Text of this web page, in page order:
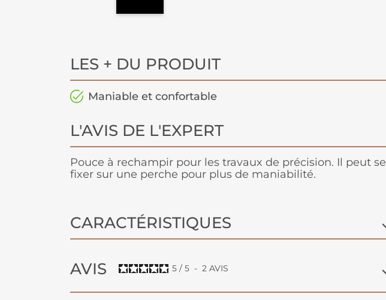
LES + DU PRODUIT
Maniable et confortable
L'AVIS DE L'EXPERT
Pouce à rechampir pour les travaux de précision. Il peut se
fixer sur une perche pour plus de maniabilité.
CARACTÉRISTIQUES
AVIS 5 / 5 - 2 AVIS